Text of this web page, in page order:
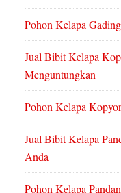
Pohon Kelapa
Jual Bibit Kelapa
Menguntungkan
Pohon Kelapa
Jual Bibit Kelapa
Anda
Pohon Kelapa